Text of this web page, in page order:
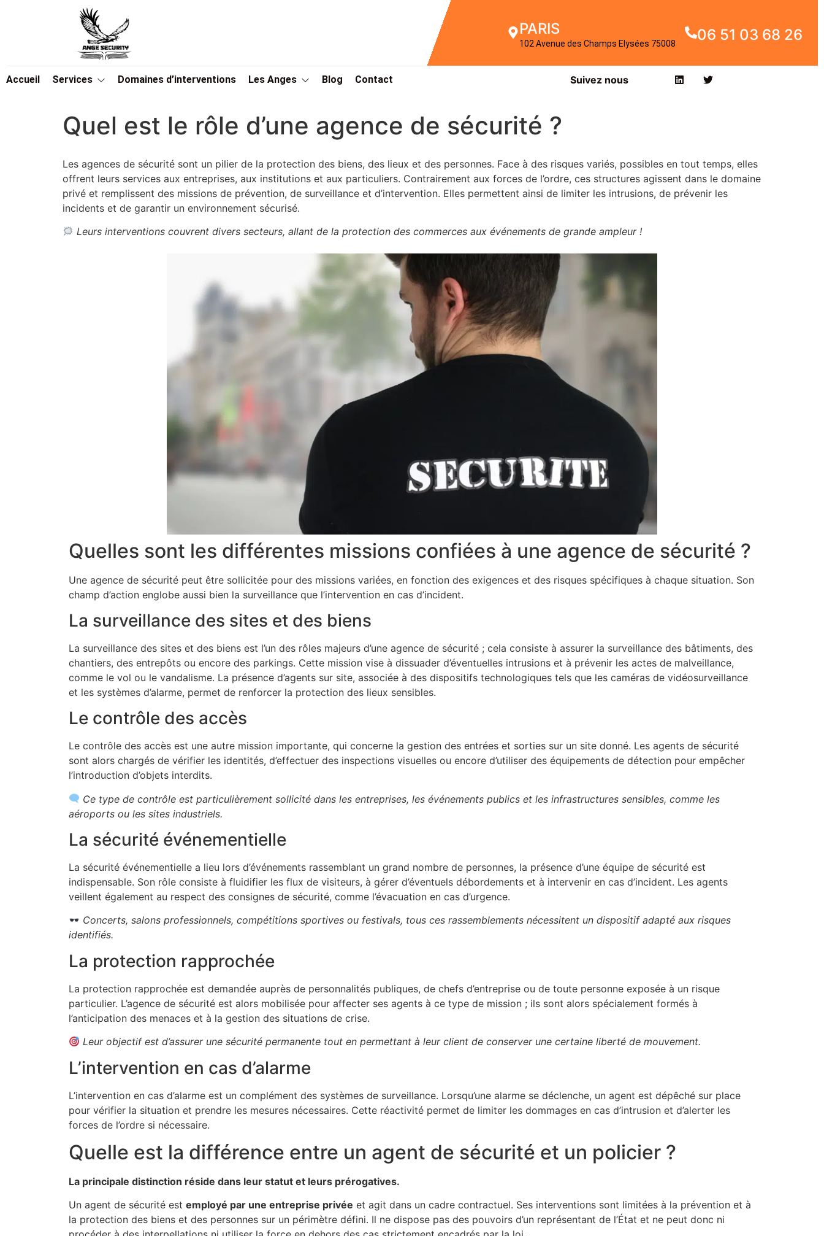
PARIS
102 Avenue des Champs Elysées 75008 06 51 03 68 26
Accueil Services Domaines d’interventions Les Anges Blog Contact Suivez nous
Quel est le rôle d’une agence de sécurité ?
Les agences de sécurité sont un pilier de la protection des biens, des lieux et des personnes. Face à des risques variés, possibles en tout temps, elles
offrent leurs services aux entreprises, aux institutions et aux particuliers. Contrairement aux forces de l’ordre, ces structures agissent dans le domaine
privé et remplissent des missions de prévention, de surveillance et d’intervention. Elles permettent ainsi de limiter les intrusions, de prévenir les
incidents et de garantir un environnement sécurisé.
Leurs interventions couvrent divers secteurs, allant de la protection des commerces aux événements de grande ampleur !
Quelles sont les différentes missions confiées à une agence de sécurité ?
Une agence de sécurité peut être sollicitée pour des missions variées, en fonction des exigences et des risques spécifiques à chaque situation. Son
champ d’action englobe aussi bien la surveillance que l’intervention en cas d’incident.
La surveillance des sites et des biens
La surveillance des sites et des biens est l’un des rôles majeurs d’une agence de sécurité ; cela consiste à assurer la surveillance des bâtiments, des
chantiers, des entrepôts ou encore des parkings. Cette mission vise à dissuader d’éventuelles intrusions et à prévenir les actes de malveillance,
comme le vol ou le vandalisme. La présence d’agents sur site, associée à des dispositifs technologiques tels que les caméras de vidéosurveillance
et les systèmes d’alarme, permet de renforcer la protection des lieux sensibles.
Le contrôle des accès
Le contrôle des accès est une autre mission importante, qui concerne la gestion des entrées et sorties sur un site donné. Les agents de sécurité
sont alors chargés de vérifier les identités, d’effectuer des inspections visuelles ou encore d’utiliser des équipements de détection pour empêcher
l’introduction d’objets interdits.
Ce type de contrôle est particulièrement sollicité dans les entreprises, les événements publics et les infrastructures sensibles, comme les
aéroports ou les sites industriels.
La sécurité événementielle
La sécurité événementielle a lieu lors d’événements rassemblant un grand nombre de personnes, la présence d’une équipe de sécurité est
indispensable. Son rôle consiste à fluidifier les flux de visiteurs, à gérer d’éventuels débordements et à intervenir en cas d’incident. Les agents
veillent également au respect des consignes de sécurité, comme l’évacuation en cas d’urgence.
Concerts, salons professionnels, compétitions sportives ou festivals, tous ces rassemblements nécessitent un dispositif adapté aux risques
identifiés.
La protection rapprochée
La protection rapprochée est demandée auprès de personnalités publiques, de chefs d’entreprise ou de toute personne exposée à un risque
particulier. L’agence de sécurité est alors mobilisée pour affecter ses agents à ce type de mission ; ils sont alors spécialement formés à
l’anticipation des menaces et à la gestion des situations de crise.
Leur objectif est d’assurer une sécurité permanente tout en permettant à leur client de conserver une certaine liberté de mouvement.
L’intervention en cas d’alarme
L’intervention en cas d’alarme est un complément des systèmes de surveillance. Lorsqu’une alarme se déclenche, un agent est dépêché sur place
pour vérifier la situation et prendre les mesures nécessaires. Cette réactivité permet de limiter les dommages en cas d’intrusion et d’alerter les
forces de l’ordre si nécessaire.
Quelle est la différence entre un agent de sécurité et un policier ?
La principale distinction réside dans leur statut et leurs prérogatives.
Un agent de sécurité est employé par une entreprise privée et agit dans un cadre contractuel. Ses interventions sont limitées à la prévention et à
la protection des biens et des personnes sur un périmètre défini. Il ne dispose pas des pouvoirs d’un représentant de l’État et ne peut donc ni